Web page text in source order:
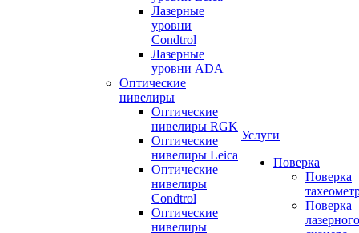
Лазерные
уровни
Condtrol
Лазерные
уровни ADA
Оптические
нивелиры
Оптические
нивелиры RGK
Оптические
нивелиры Leica
Оптические
нивелиры
Condtrol
Оптические
нивелиры
Услуги
Поверка
Поверка
Поверка
лазерного